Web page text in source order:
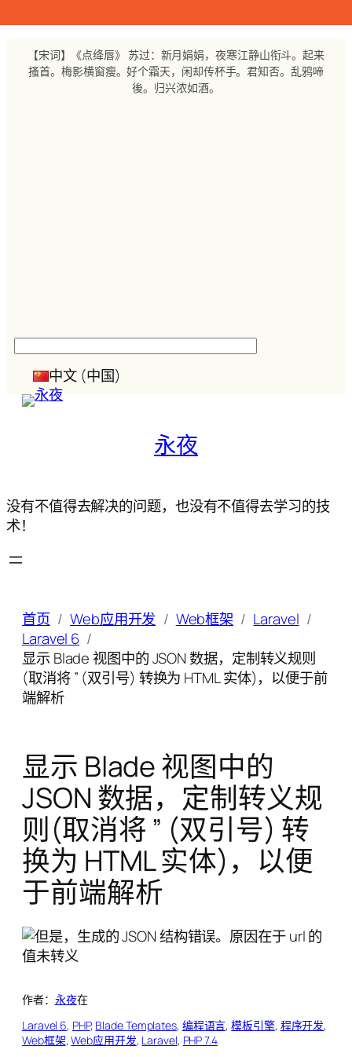
【宋词】《点绛唇》 苏过：新月娟娟，夜寒江静山衔斗。起来
搔首。梅影横窗瘦。好个霜天，闲却传杯手。君知否。乱鸦啼
後。归兴浓如酒。
中文 (中国)
永夜
没有不值得去解决的问题，也没有不值得去学习的技
术！
首页 Web应用开发 Web框架
Laravel
Laravel 6
显示 Blade 视图中的 JSON 数据，定制转义规则
(取消将 ” (双引号) 转换为 HTML 实体)，以便于前
端解析
显示 Blade 视图中的
JSON 数据，定制转义规
则(取消将 ” (双引号) 转
换为 HTML 实体)，以便
于前端解析
作者： 永夜在
Laravel 6, PHP, Blade Templates, 编程语言, 模板引擎, 程序开发
Web框架, Web应用开发, Laravel, PHP 7.4